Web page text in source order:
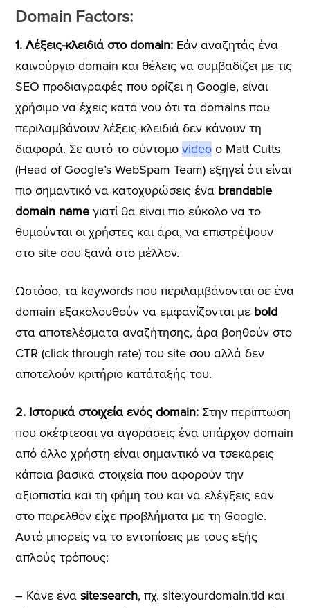
Domain Factors:
1. Λέξεις-κλειδιά στο domain:Εάν αναζητάς ένα
καινούργιο domain και θέλεις να συμβαδίζει με τις
SEO προδιαγραφές που ορίζει η Google, είναι
χρήσιμο να έχεις κατά νου ότι τα domains που
περιλαμβάνουν λέξεις-κλειδιά δεν κάνουν τη
διαφορά. Σε αυτό το σύντομο videoο Matt Cutts
(Head of Google’s WebSpam Team) εξηγεί ότι είναι
πιο σημαντικό να κατοχυρώσεις ένα brandable
domain nameγιατί θα είναι πιο εύκολο να το
θυμούνται οι χρήστες και άρα, να επιστρέψουν
στο site σου ξανά στο μέλλον.
Ωστόσο, τα keywords που περιλαμβάνονται σε ένα
domain εξακολουθούν να εμφανίζονται με bold
στα αποτελέσματα αναζήτησης, άρα βοηθούν στο
CTR (click through rate) του site σου αλλά δεν
αποτελούν κριτήριο κατάταξής του.
2. Ιστορικά στοιχεία ενός domain:Στην περίπτωση
που σκέφτεσαι να αγοράσεις ένα υπάρχον domain
από άλλο χρήστη είναι σημαντικό να τσεκάρεις
κάποια βασικά στοιχεία που αφορούν την
αξιοπιστία και τη φήμη του και να ελέγξεις εάν
στο παρελθόν είχε προβλήματα με τη Google.
Αυτό μπορείς να το εντοπίσεις με τους εξής
απλούς τρόπους:
– Κάνε ένα site:search, πχ. site:yourdomain.tld και